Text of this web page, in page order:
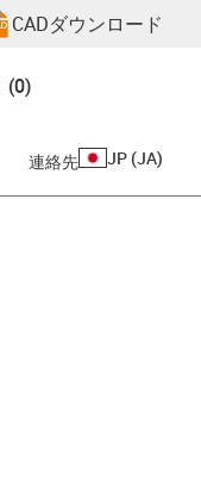
CADダウンロード
(0)
連絡先 JP (JA)